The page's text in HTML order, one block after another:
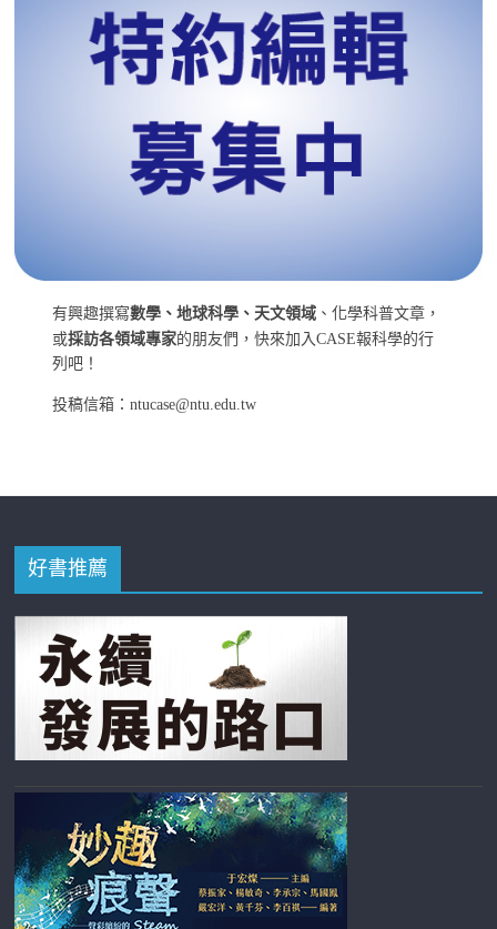
有興趣撰寫數學、地球科學、天文領域 、化學科普文章，
或採訪各領域專家的朋友們，快來加入CASE報科學的行
列吧！
投稿信箱：ntucase@ntu.edu.tw
好書推薦